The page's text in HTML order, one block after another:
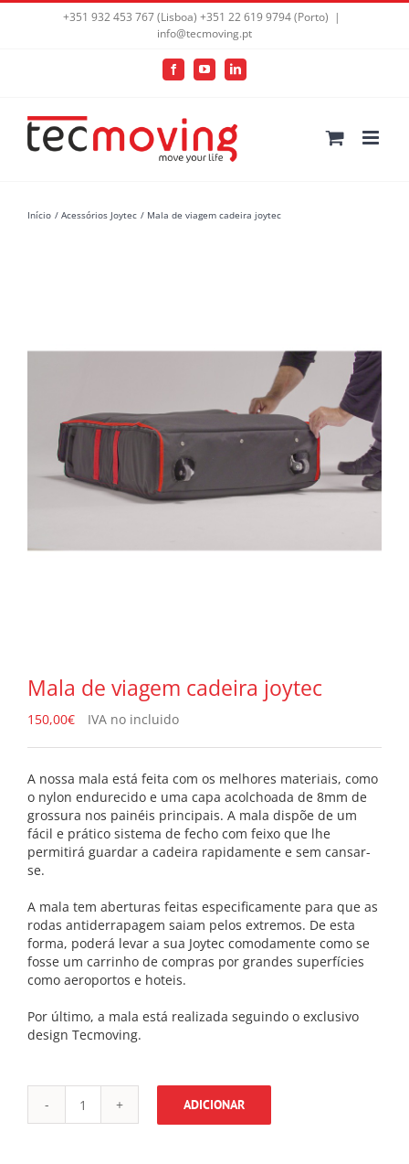
+351 932 453 767 (Lisboa) +351 22 619 9794 (Porto) |
info@tecmoving.pt
FacebookYouTubeLinkedIn
Início Acessórios Joytec Mala de viagem cadeira joytec
Mala de viagem cadeira joytec
150,00€ IVA no incluido
A nossa mala está feita com os melhores materiais, como
o nylon endurecido e uma capa acolchoada de 8mm de
grossura nos painéis principais. A mala dispõe de um
fácil e prático sistema de fecho com feixo que lhe
permitirá guardar a cadeira rapidamente e sem cansar-
se.
A mala tem aberturas feitas especificamente para que as
rodas antiderrapagem saiam pelos extremos. De esta
forma, poderá levar a sua Joytec comodamente como se
fosse um carrinho de compras por grandes superfícies
como aeroportos e hoteis.
Por último, a mala está realizada seguindo o exclusivo
design Tecmoving.
Quantidade
ADICIONAR